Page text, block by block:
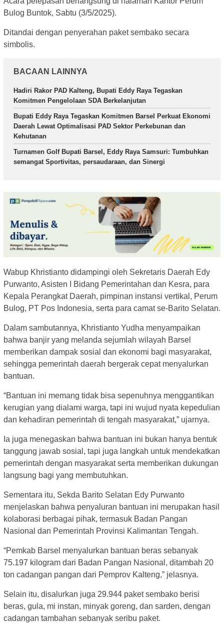
Bulog Buntok, Sabtu (3/5/2025).
Ditandai dengan penyerahan paket sembako secara
simbolis.
BACAAN LAINNYA
Hadiri Rakor PAD Kalteng, Bupati Eddy Raya Tegaskan
Komitmen Pengelolaan SDA Berkelanjutan
Bupati Eddy Raya Tegaskan Komitmen Barsel Perkuat Ekonomi
Daerah Lewat Optimalisasi PAD Sektor Perkebunan dan
Kehutanan
Turnamen Golf Bupati Barsel, Eddy Raya Samsuri: Tumbuhkan
semangat Sportivitas, persaudaraan, dan Sinergi
Wabup Khristianto didampingi oleh Sekretaris Daerah Edy
Purwanto, Asisten I Bidang Pemerintahan dan Kesra, para
Kepala Perangkat Daerah, pimpinan instansi vertikal, Perum
Bulog, PT Pos Indonesia, serta para camat se-Barito Selatan.
Dalam sambutannya, Khristianto Yudha menyampaikan
bahwa banjir yang melanda sejumlah wilayah Barsel
memberikan dampak sosial dan ekonomi bagi masyarakat,
sehingga pemerintah daerah bergerak cepat menyalurkan
bantuan.
“Bantuan ini memang tidak bisa sepenuhnya menggantikan
kerugian yang dialami warga, tapi ini wujud nyata kepedulian
dan kehadiran pemerintah di tengah masyarakat,” ujarnya.
Ia juga menegaskan bahwa bantuan ini bukan hanya bentuk
tanggung jawab sosial, tapi juga langkah untuk mendekatkan
pemerintah dengan masyarakat serta memberikan dukungan
langsung bagi yang membutuhkan.
Sementara itu, Sekda Barito Selatan Edy Purwanto
menjelaskan bahwa penyaluran bantuan ini merupakan hasil
kolaborasi berbagai pihak, termasuk Badan Pangan
Nasional dan Pemerintah Provinsi Kalimantan Tengah.
“Pemkab Barsel menyalurkan bantuan beras sebanyak
75.197 kilogram dari Badan Pangan Nasional, ditambah 20
ton cadangan pangan dari Pemprov Kalteng,” jelasnya.
Selain itu, disalurkan juga 29.944 paket sembako berisi
beras, gula, mi instan, minyak goreng, dan sarden, dengan
cadangan tambahan sebanyak seribu paket.